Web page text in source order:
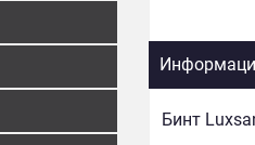
Бинт